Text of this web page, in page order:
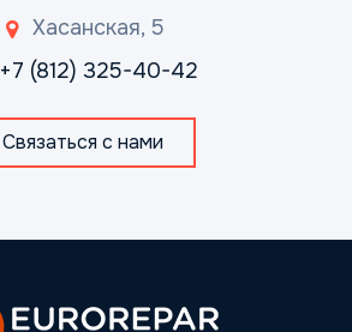
Хасанская, 5
+7 (812) 325-40-42
Связаться с нами